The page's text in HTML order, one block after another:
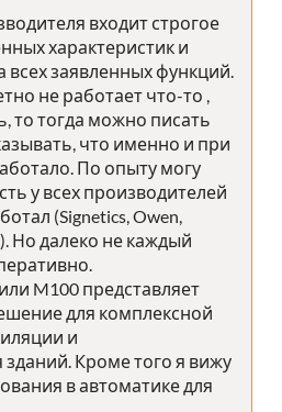
входит строгое
характеристик и
всех заявленных функций.
не работает что-то ,
то тогда можно писать
что именно и при
По опыту могу
у всех производителей
(Signetics, Owen,
Но далеко не каждый
M100 представляет
для комплексной
и
Кроме того я вижу
в автоматике для